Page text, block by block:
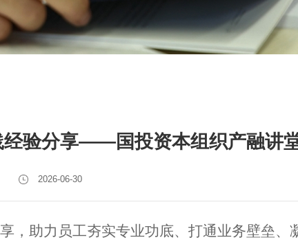
经验分享——国投资本组织产融讲
2026-06-30
，助力员工夯实专业功底、打通业务壁垒、